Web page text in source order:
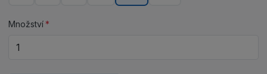
Množství